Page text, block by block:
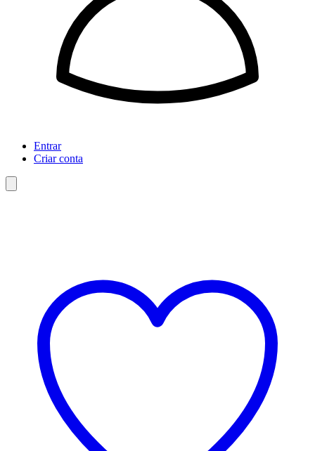
Entrar
Criar conta